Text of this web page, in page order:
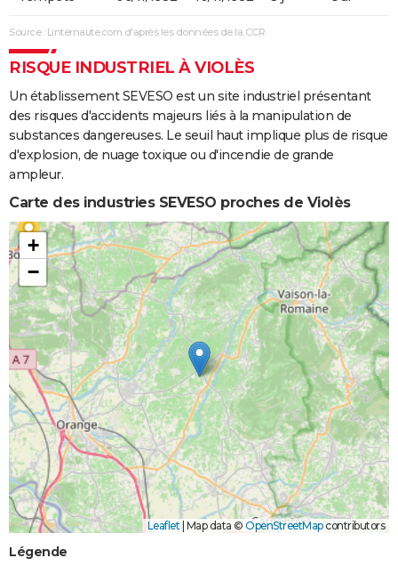
Source : Linternaute.com d'après les données de la CCR
RISQUE INDUSTRIEL À VIOLÈS
Un établissement SEVESO est un site industriel présentant
des risques d'accidents majeurs liés à la manipulation de
substances dangereuses. Le seuil haut implique plus de risque
d'explosion, de nuage toxique ou d'incendie de grande
ampleur.
Carte des industries SEVESO proches de Violès
+
−
Leaflet Map data © OpenStreetMapcontributors
Légende